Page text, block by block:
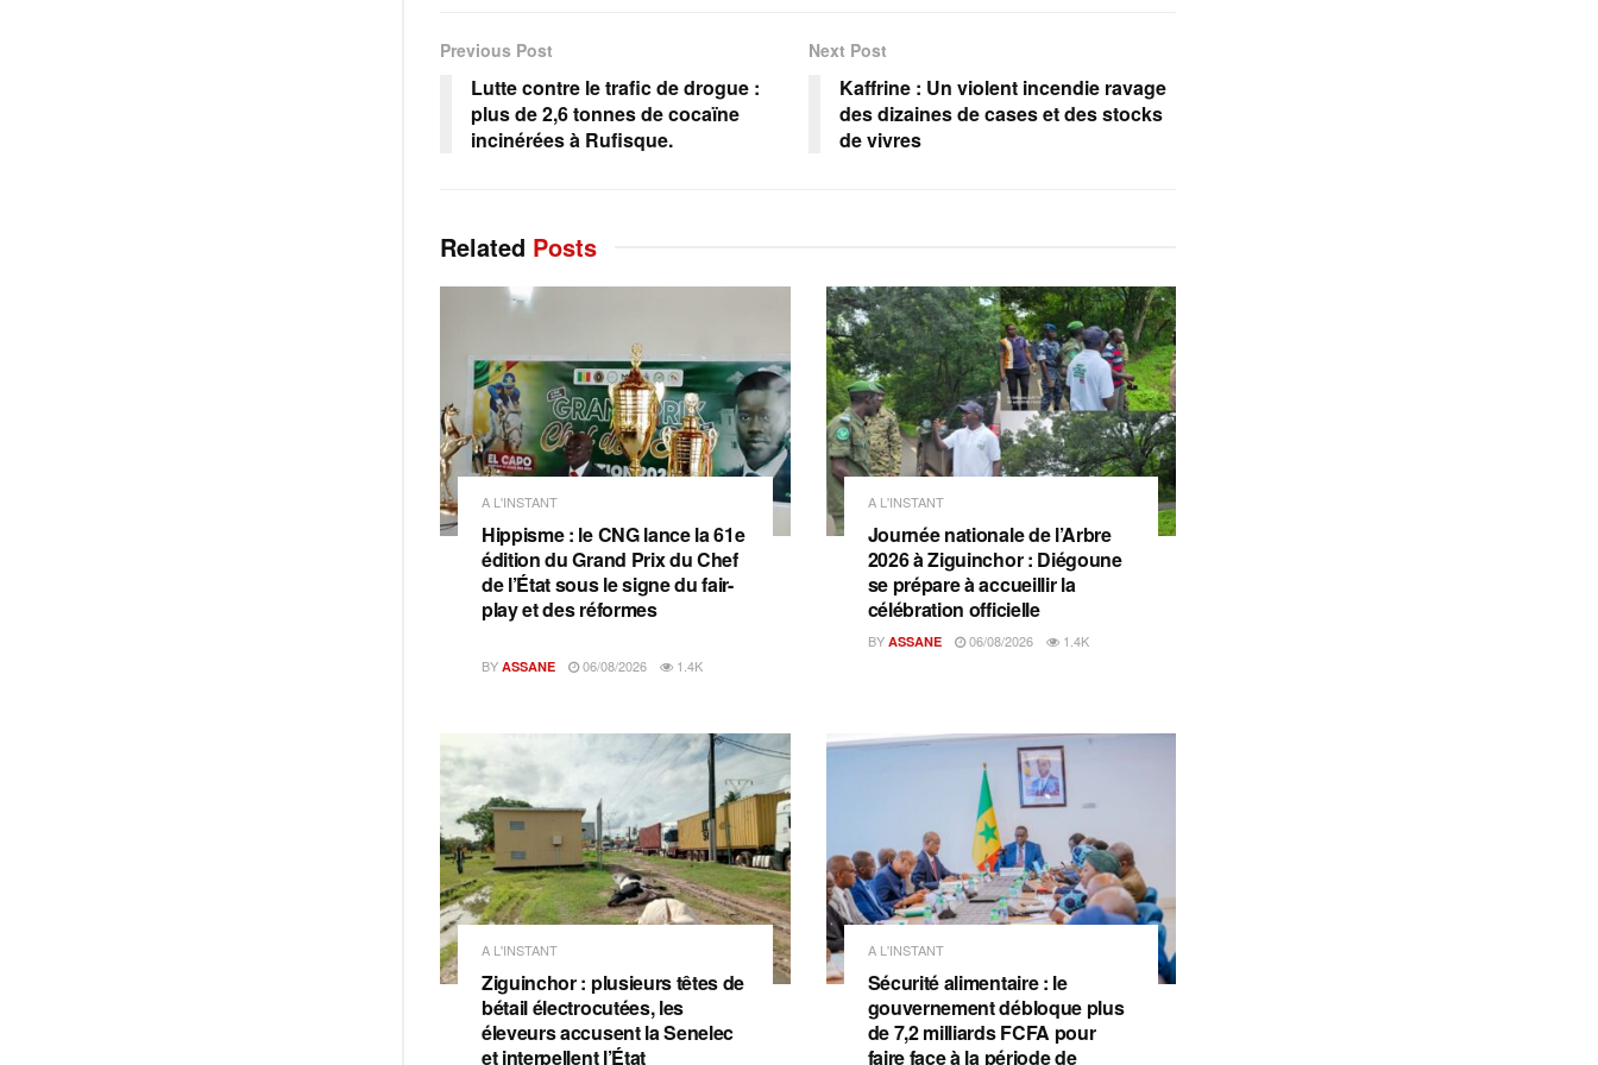
Previous Post
Lutte contre le trafic de drogue :
plus de 2,6 tonnes de cocaïne
incinérées à Rufisque.
Next Post
Kaffrine : Un violent incendie ravage
des dizaines de cases et des stocks
de vivres
Related Posts
A L'INSTANT
Hippisme : le CNG lance la 61e
édition du Grand Prix du Chef
de l’État sous le signe du fair-
play et des réformes
BY ASSANE 06/08/2026 1.4K
A L'INSTANT
Journée nationale de l’Arbre
2026 à Ziguinchor : Diégoune
se prépare à accueillir la
célébration officielle
BY ASSANE 06/08/2026 1.4K
A L'INSTANT
Ziguinchor : plusieurs têtes de
bétail électrocutées, les
éleveurs accusent la Senelec
et interpellent l’État
A L'INSTANT
Sécurité alimentaire : le
gouvernement débloque plus
de 7,2 milliards FCFA pour
faire face à la période de